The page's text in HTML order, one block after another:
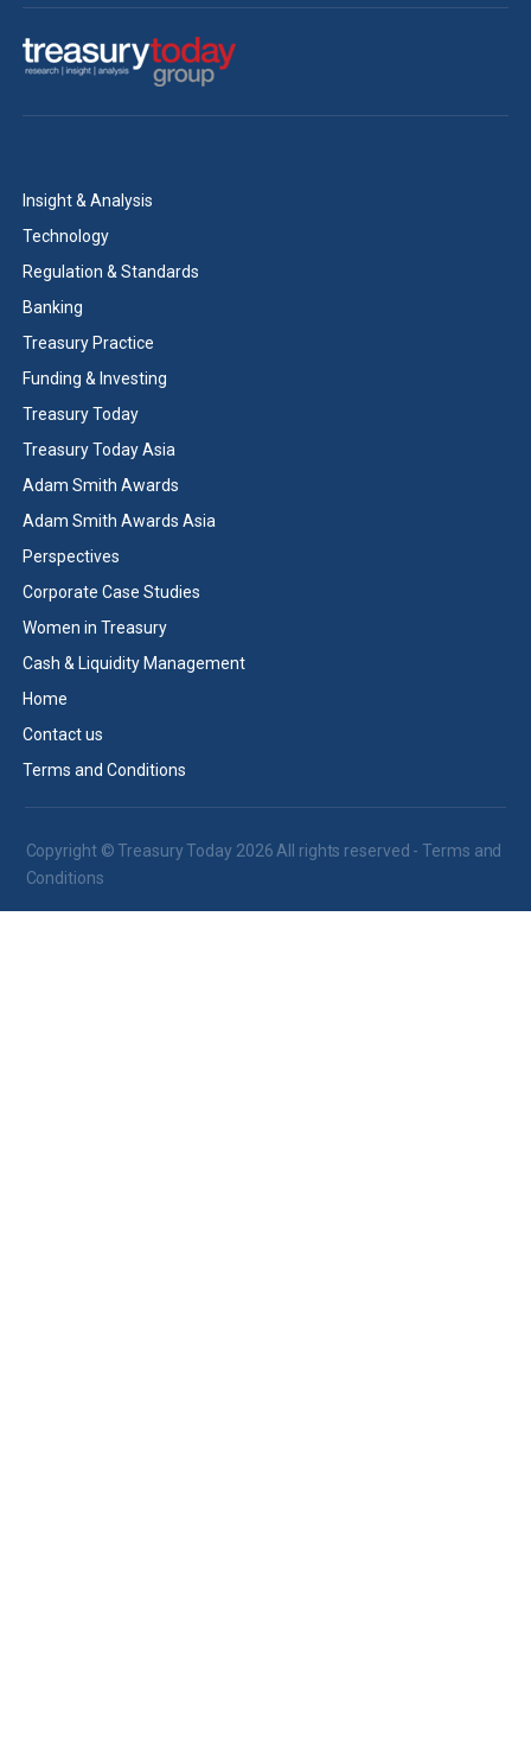
Insight & Analysis
Technology
Regulation & Standards
Banking
Treasury Practice
Funding & Investing
Treasury Today
Treasury Today Asia
Adam Smith Awards
Adam Smith Awards Asia
Perspectives
Corporate Case Studies
Women in Treasury
Cash & Liquidity Management
Home
Contact us
Terms and Conditions
Copyright © Treasury Today 2026 All rights reserved -Terms and
Conditions